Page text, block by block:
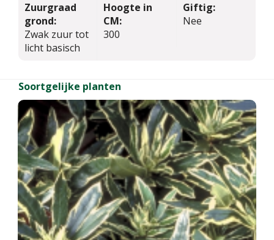
Zuurgraad
grond:
Zwak zuur tot
licht basisch
Hoogte in
CM:
300
Giftig:
Nee
Soortgelijke planten